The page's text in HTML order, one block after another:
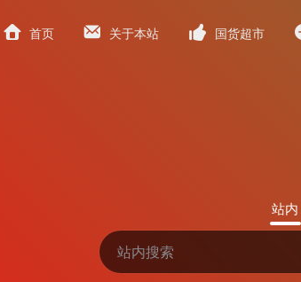
首页 关于本站 国货超市
站内